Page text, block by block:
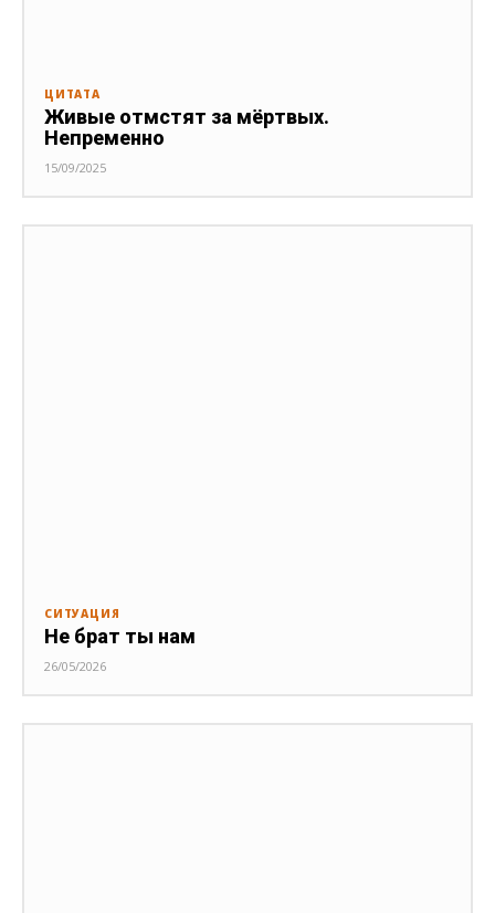
ЦИТАТА
Живые отмстят за мёртвых.
Непременно
15/09/2025
СИТУАЦИЯ
Не брат ты нам
26/05/2026